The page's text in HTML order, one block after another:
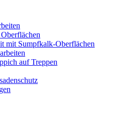
mit Sumpfkalk-Oberflächen
auf Treppen